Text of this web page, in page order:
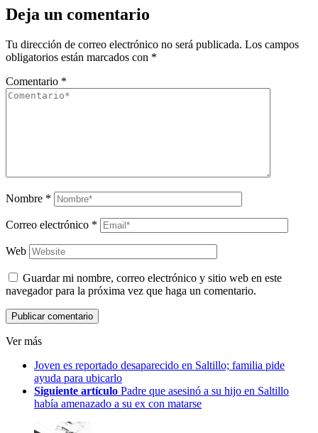
Deja un comentario
Tu dirección de correo electrónico no será publicada. Los campos
obligatorios están marcados con *
Comentario *
Nombre *
Correo electrónico *
Web
Guardar mi nombre, correo electrónico y sitio web en este
navegador para la próxima vez que haga un comentario.
Ver más
Joven es reportado desaparecido en Saltillo; familia pide
ayuda para ubicarlo
Siguiente artículo Padre que asesinó a su hijo en Saltillo
había amenazado a su ex con matarse